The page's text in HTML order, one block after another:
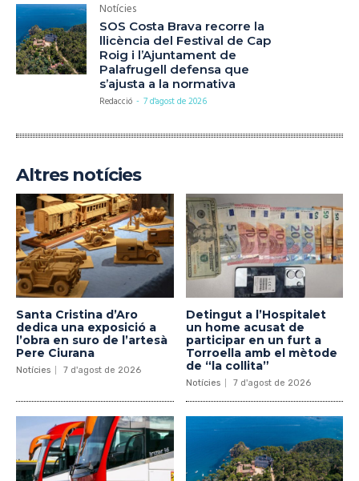
Notícies
SOS Costa Brava recorre la
llicència del Festival de Cap
Roig i l’Ajuntament de
Palafrugell defensa que
s’ajusta a la normativa
Redacció - 7 d'agost de 2026
Altres notícies
Santa Cristina d’Aro
dedica una exposició a
l’obra en suro de l’artesà
Pere Ciurana
Notícies 7 d'agost de 2026
Detingut a l’Hospitalet
un home acusat de
participar en un furt a
Torroella amb el mètode
de “la collita”
Notícies 7 d'agost de 2026